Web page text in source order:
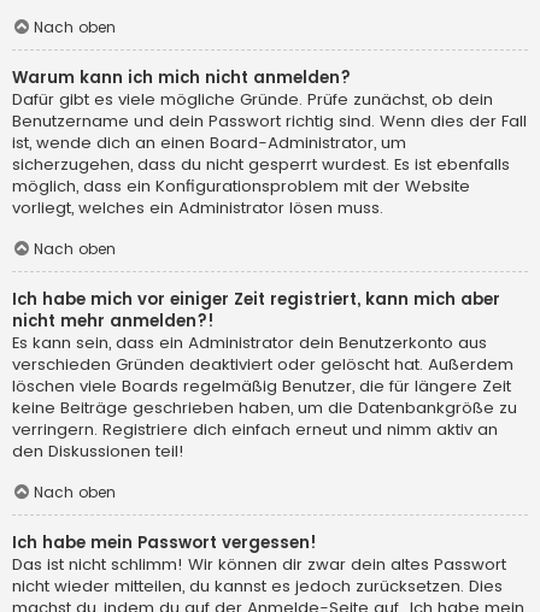
Nach oben
Warum kann ich mich nicht anmelden?
Dafür gibt es viele mögliche Gründe. Prüfe zunächst, ob dein
Benutzername und dein Passwort richtig sind. Wenn dies der Fall
ist, wende dich an einen Board-Administrator, um
sicherzugehen, dass du nicht gesperrt wurdest. Es ist ebenfalls
möglich, dass ein Konfigurationsproblem mit der Website
vorliegt, welches ein Administrator lösen muss.
Nach oben
Ich habe mich vor einiger Zeit registriert, kann mich aber
nicht mehr anmelden?!
Es kann sein, dass ein Administrator dein Benutzerkonto aus
verschieden Gründen deaktiviert oder gelöscht hat. Außerdem
löschen viele Boards regelmäßig Benutzer, die für längere Zeit
keine Beiträge geschrieben haben, um die Datenbankgröße zu
verringern. Registriere dich einfach erneut und nimm aktiv an
den Diskussionen teil!
Nach oben
Ich habe mein Passwort vergessen!
Das ist nicht schlimm! Wir können dir zwar dein altes Passwort
nicht wieder mitteilen, du kannst es jedoch zurücksetzen. Dies